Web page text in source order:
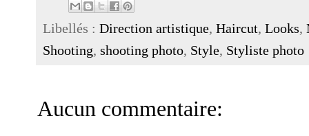
Libellés : Direction artistique, Haircut, Looks,
Shooting, shooting photo, Style, Styliste photo
Aucun commentaire: